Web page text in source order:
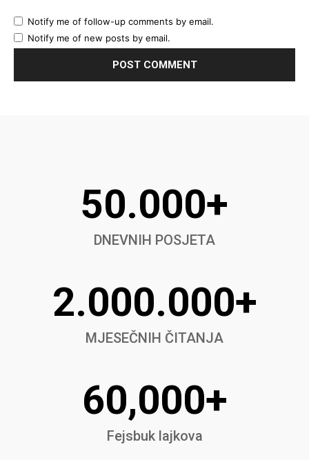
Notify me of follow-up comments by email.
Notify me of new posts by email.
50.000+
DNEVNIH POSJETA
2.000.000+
MJESEČNIH ČITANJA
60,000+
Fejsbuk lajkova